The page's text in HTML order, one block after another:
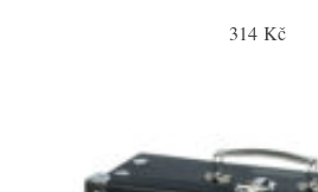
314 Kč